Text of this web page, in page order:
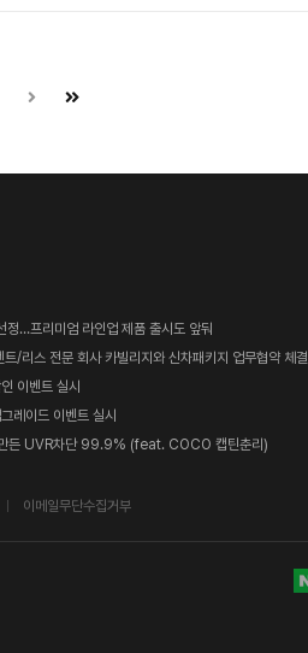
정…프리미엄 라인업 제품 출시도 앞둬
/리스 전문 회사 카빌리지와 신차패키지 업무협약 체결
이벤트 실시
레이드 이벤트 실시
든 UVR차단 99.9% (feat. COCO 캡틴춘리)
이메일무단수집거부